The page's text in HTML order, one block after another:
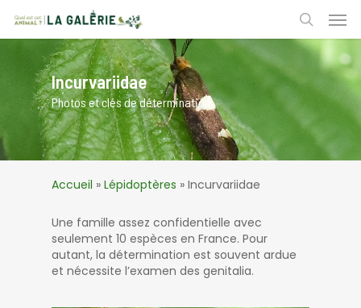
main
content
search
Incurvariidae
Photos et clés de détermination
Accueil » Lépidoptères » Incurvariidae
Une famille assez confidentielle avec
seulement 10 espèces en France. Pour
autant, la détermination est souvent ardue
et nécessite l’examen des genitalia.